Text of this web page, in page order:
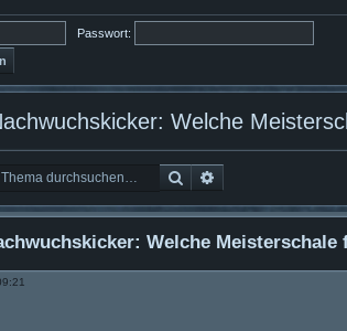
Passwort:
Welche
Suche
Welche